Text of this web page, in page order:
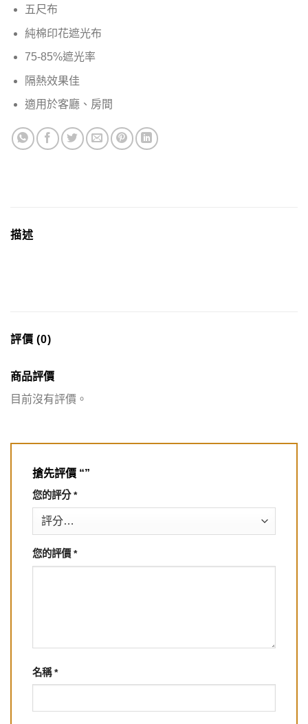
五尺布
純棉印花遮光布
75-85%遮光率
隔熱效果佳
適用於客廳、房間
描述
評價 (0)
商品評價
目前沒有評價。
搶先評價 “”
您的評分*
您的評價 *
名稱*